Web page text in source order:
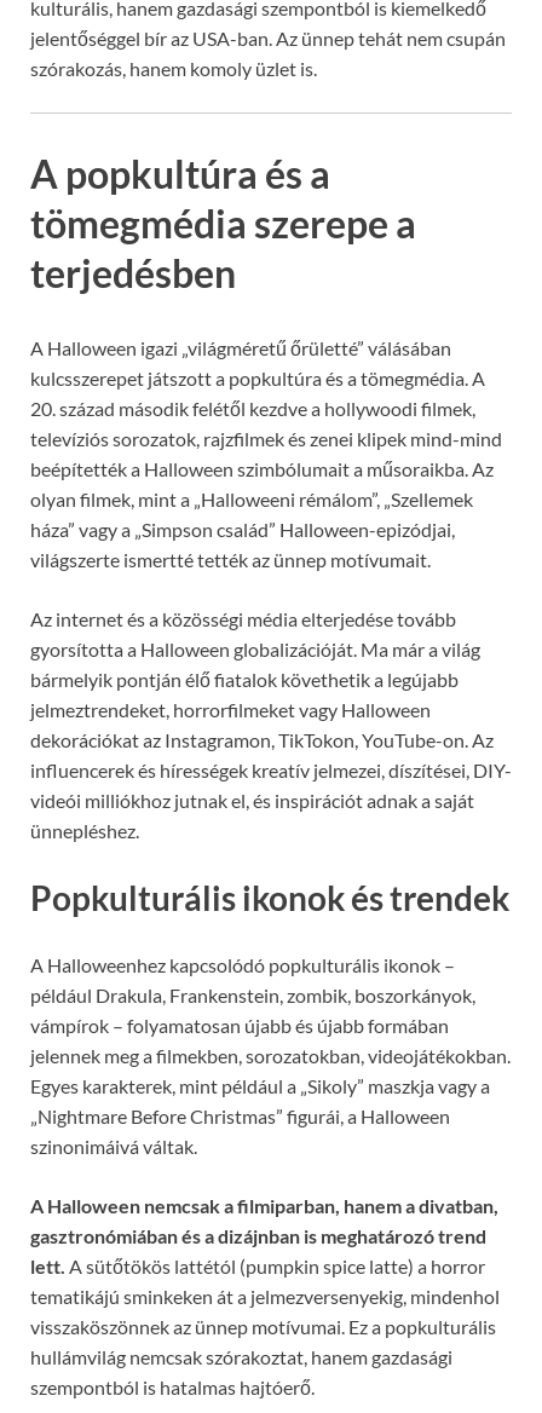
kulturális, hanem gazdasági szempontból is kiemelkedő
jelentőséggel bír az USA-ban. Az ünnep tehát nem csupán
szórakozás, hanem komoly üzlet is.
A popkultúra és a
tömegmédia szerepe a
terjedésben
A Halloween igazi „világméretű őrületté” válásában
kulcsszerepet játszott a popkultúra és a tömegmédia. A
20. század második felétől kezdve a hollywoodi filmek,
televíziós sorozatok, rajzfilmek és zenei klipek mind-mind
beépítették a Halloween szimbólumait a műsoraikba. Az
olyan filmek, mint a „Halloweeni rémálom”, „Szellemek
háza” vagy a „Simpson család” Halloween-epizódjai,
világszerte ismertté tették az ünnep motívumait.
Az internet és a közösségi média elterjedése tovább
gyorsította a Halloween globalizációját. Ma már a világ
bármelyik pontján élő fiatalok követhetik a legújabb
jelmeztrendeket, horrorfilmeket vagy Halloween
dekorációkat az Instagramon, TikTokon, YouTube-on. Az
influencerek és hírességek kreatív jelmezei, díszítései, DIY-
videói milliókhoz jutnak el, és inspirációt adnak a saját
ünnepléshez.
Popkulturális ikonok és trendek
A Halloweenhez kapcsolódó popkulturális ikonok –
például Drakula, Frankenstein, zombik, boszorkányok,
vámpírok – folyamatosan újabb és újabb formában
jelennek meg a filmekben, sorozatokban, videojátékokban.
Egyes karakterek, mint például a „Sikoly” maszkja vagy a
„Nightmare Before Christmas” figurái, a Halloween
szinonimáivá váltak.
A Halloween nemcsak a filmiparban, hanem a divatban,
gasztronómiában és a dizájnban is meghatározó trend
lett. A sütőtökös lattétól (pumpkin spice latte) a horror
tematikájú sminkeken át a jelmezversenyekig, mindenhol
visszaköszönnek az ünnep motívumai. Ez a popkulturális
hullámvilág nemcsak szórakoztat, hanem gazdasági
szempontból is hatalmas hajtóerő.